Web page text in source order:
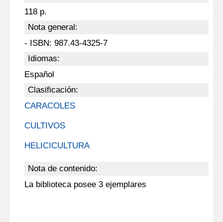
118 p.
Nota general:
- ISBN: 987.43-4325-7
Idiomas:
Español
Clasificación:
CARACOLES
CULTIVOS
HELICICULTURA
Nota de contenido:
La biblioteca posee 3 ejemplares